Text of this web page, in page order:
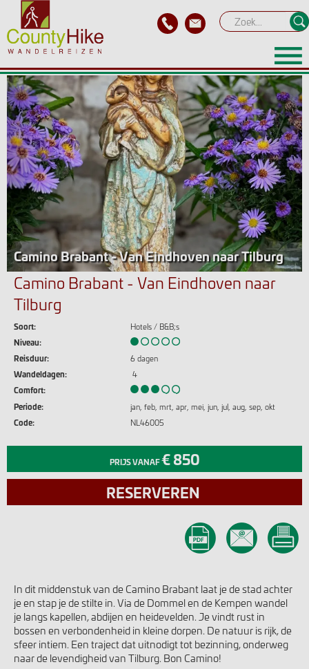
Previous Next
Camino Brabant - Van Eindhoven naar Tilburg
Camino Brabant - Van Eindhoven naar
Tilburg
Soort:
Hotels / B&B;s
Niveau:
Reisduur:
6 dagen
Wandeldagen:
4
Comfort:
Periode:
jan feb mrt apr mei jun jul aug sep okt
Code:
NL46005
PRIJS VANAF€ 850
RESERVEREN
In dit middenstuk van de Camino Brabant laat je de stad achter
je en stap je de stilte in. Via de Dommel en de Kempen wandel
je langs kapellen, abdijen en heidevelden. Je vindt rust in
bossen en verbondenheid in kleine dorpen. De natuur is rijk, de
sfeer intiem. Een traject dat uitnodigt tot bezinning, onderweg
naar de levendigheid van Tilburg. Bon Camino!